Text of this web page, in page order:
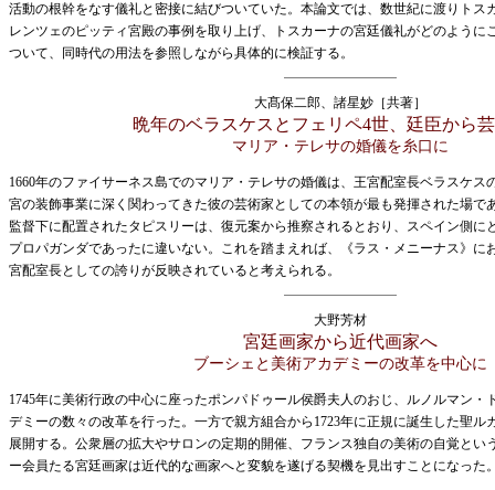
活動の根幹をなす儀礼と密接に結びついていた。本論文では、数世紀に渡りトス
レンツェのピッティ宮殿の事例を取り上げ、トスカーナの宮廷儀礼がどのように
ついて、同時代の用法を参照しながら具体的に検証する。
大髙保二郎、諸星妙［共著］
晩年のベラスケスとフェリペ4世、廷臣から
マリア・テレサの婚儀を糸口に
1660年のファイサーネス島でのマリア・テレサの婚儀は、王宮配室長ベラスケス
宮の装飾事業に深く関わってきた彼の芸術家としての本領が最も発揮された場で
監督下に配置されたタピスリーは、復元案から推察されるとおり、スペイン側に
プロパガンダであったに違いない。これを踏まえれば、《ラス・メニーナス》に
宮配室長としての誇りが反映されていると考えられる。
大野芳材
宮廷画家から近代画家へ
ブーシェと美術アカデミーの改革を中心に
1745年に美術行政の中心に座ったポンパドゥール侯爵夫人のおじ、ルノルマン・
デミーの数々の改革を行った。一方で親方組合から1723年に正規に誕生した聖ル
展開する。公衆層の拡大やサロンの定期的開催、フランス独自の美術の自覚とい
ー会員たる宮廷画家は近代的な画家へと変貌を遂げる契機を見出すことになった